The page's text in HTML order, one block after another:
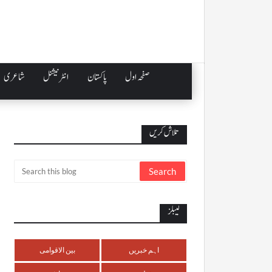
صفحہ اول پاکستان انٹرنیشنل شاعری
تلاش کریں
لیبلز
اہم خبریں بین الاقوامی